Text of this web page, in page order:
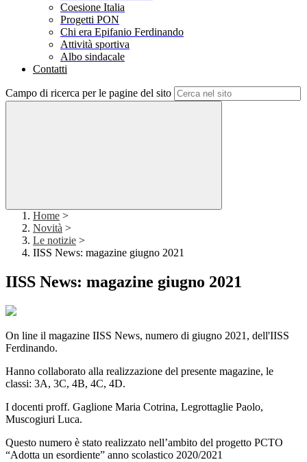
Coesione Italia
Progetti PON
Chi era Epifanio Ferdinando
Attività sportiva
Albo sindacale
Contatti
Campo di ricerca per le pagine del sito
Home >
Novità >
Le notizie >
IISS News: magazine giugno 2021
IISS News: magazine giugno 2021
On line il magazine IISS News, numero di giugno 2021, dell'IISS
Ferdinando.
Hanno collaborato alla realizzazione del presente magazine, le
classi: 3A, 3C, 4B, 4C, 4D.
I docenti proff. Gaglione Maria Cotrina, Legrottaglie Paolo,
Muscogiuri Luca.
Questo numero è stato realizzato nell’ambito del progetto PCTO
“Adotta un esordiente” anno scolastico 2020/2021